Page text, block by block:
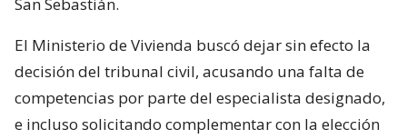
San Sebastián.
El Ministerio de Vivienda buscó dejar sin efecto la
decisión del tribunal civil, acusando una falta de
competencias por parte del especialista designado,
e incluso solicitando complementar con la elección